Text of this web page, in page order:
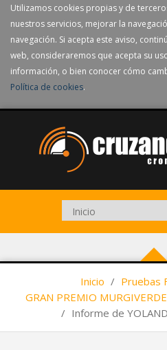
Utilizamos cookies propias y de
nuestros servicios, mejorar la
navegación. Si acepta este aviso,
web, consideraremos que acepta su
información, o bien conocer cómo
Política de cookies.
Inicio / Pruebas
GRAN PREMIO
/ Informe de